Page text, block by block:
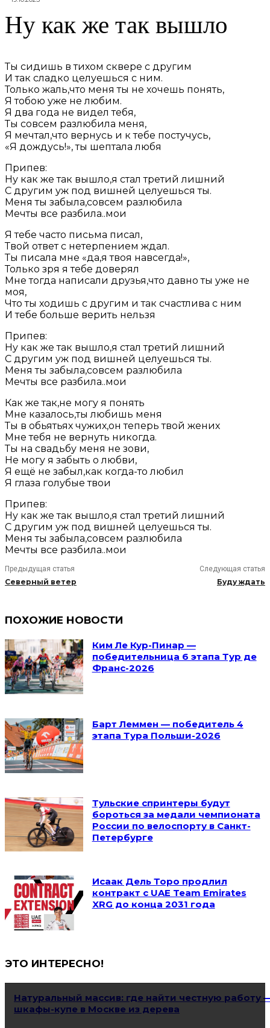
Ну как же так вышло
Ты сидишь в тихом сквере с другим
И так сладко целуешься с ним.
Только жаль,что меня ты не хочешь понять,
Я тобою уже не любим.
Я два года не видел тебя,
Ты совсем разлюбила меня,
Я мечтал,что вернусь и к тебе постучусь,
«Я дождусь!», ты шептала любя
Припев:
Ну как же так вышло,я стал третий лишний
С другим уж под вишней целуешься ты.
Меня ты забыла,совсем разлюбила
Мечты все разбила..мои
Я тебе часто письма писал,
Твой ответ с нетерпением ждал.
Ты писала мне «да,я твоя навсегда!»,
Только зря я тебе доверял
Мне тогда написали друзья,что давно ты уже не
моя,
Что ты ходишь с другим и так счастлива с ним
И тебе больше верить нельзя
Припев:
Ну как же так вышло,я стал третий лишний
С другим уж под вишней целуешься ты.
Меня ты забыла,совсем разлюбила
Мечты все разбила..мои
Как же так,не могу я понять
Мне казалось,ты любишь меня
Ты в обьятьях чужих,он теперь твой жених
Мне тебя не вернуть никогда.
Ты на свадьбу меня не зови,
Не могу я забыть о любви,
Я ещё не забыл,как когда-то любил
Я глаза голубые твои
Припев:
Ну как же так вышло,я стал третий лишний
С другим уж под вишней целуешься ты.
Меня ты забыла,совсем разлюбила
Мечты все разбила..мои
Предыдущая статья
Северный ветер
Следующая статья
Буду ждать
ПОХОЖИЕ НОВОСТИ
Ким Ле Кур-Пинар —
победительница 6 этапа Тур де
Франс-2026
Барт Леммен — победитель 4
этапа Тура Польши-2026
Тульские спринтеры будут
бороться за медали чемпионата
России по велоспорту в Санкт-
Петербурге
Исаак Дель Торо продлил
контракт с UAE Team Emirates
XRG до конца 2031 года
ЭТО ИНТЕРЕСНО!
Натуральный массив: где найти честную работу
шкафы-купе в Москве из дерева